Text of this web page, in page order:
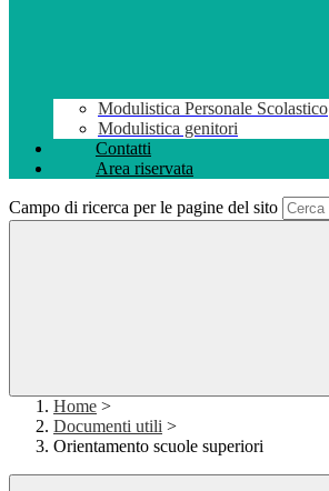
Modulistica Personale Scolastico
Modulistica genitori
Contatti
Area riservata
Campo di ricerca per le pagine del sito
Home >
Documenti utili >
Orientamento scuole superiori